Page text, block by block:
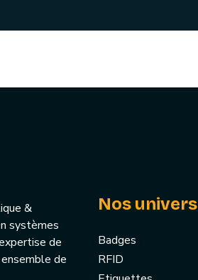
&
systèmes
de
de
Nos univers
Badges
RFID